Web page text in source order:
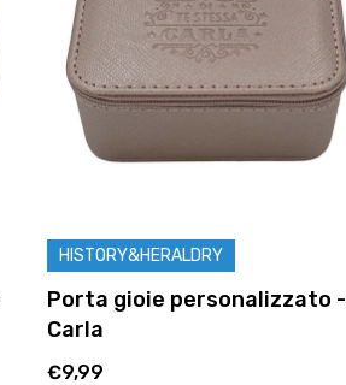
HISTORY&HERALDRY
Porta gioie personalizzato -
Sei Speciale
€9,99